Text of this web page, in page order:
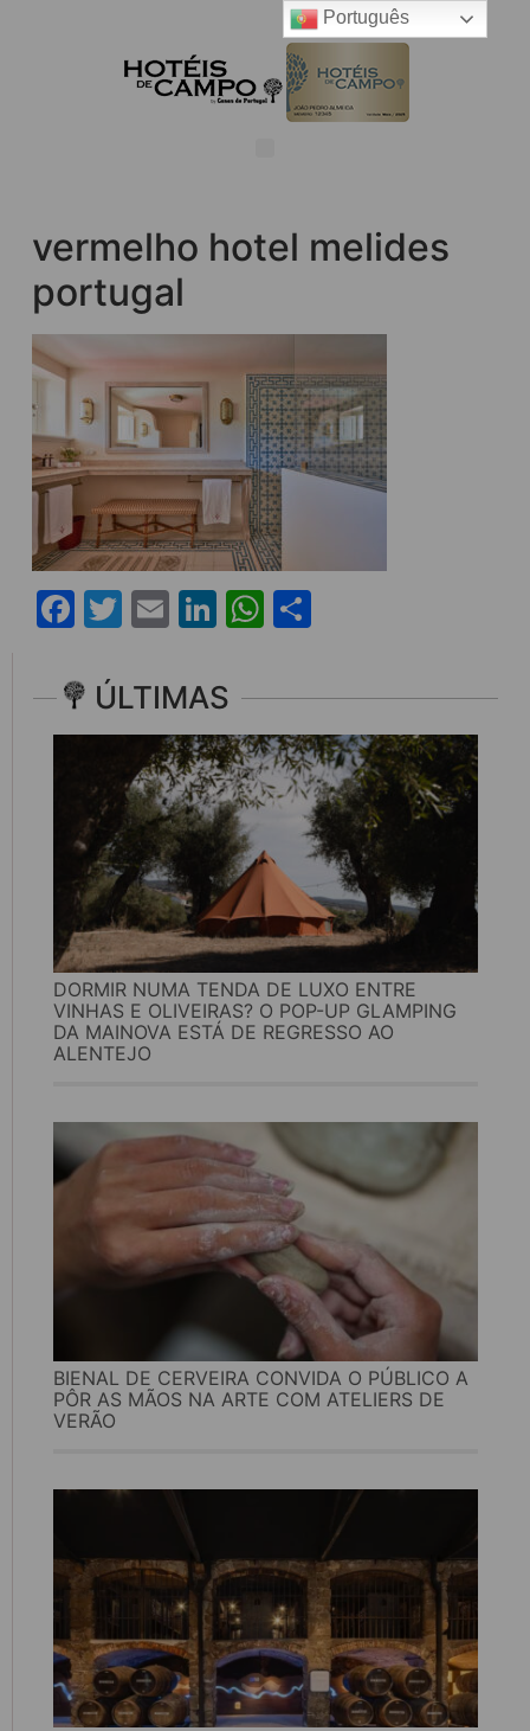
vermelho hotel melides
portugal
Facebook
Twitter
EmailLinkedIn
WhatsApp
ÚLTIMAS
DORMIR NUMA TENDA DE LUXO ENTRE
VINHAS E OLIVEIRAS? O POP-UP GLAMPING
DA MAINOVA ESTÁ DE REGRESSO AO
ALENTEJO
BIENAL DE CERVEIRA CONVIDA O PÚBLICO A
PÔR AS MÃOS NA ARTE COM ATELIERS DE
VERÃO
Português